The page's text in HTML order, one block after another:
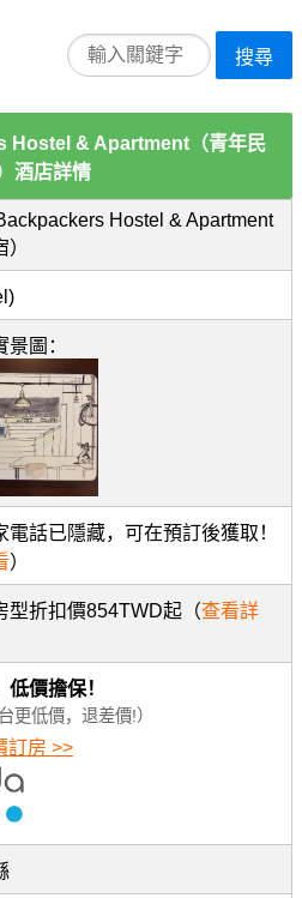
搜尋
Hostel & Apartment（青年民
酒店詳情
Hostel & Apartment
圖：
電話已隱藏，可在預訂後獲取！
）
型折扣價854TWD起（查看詳
低價擔保！
更低價，退差價!）
訂房 >>